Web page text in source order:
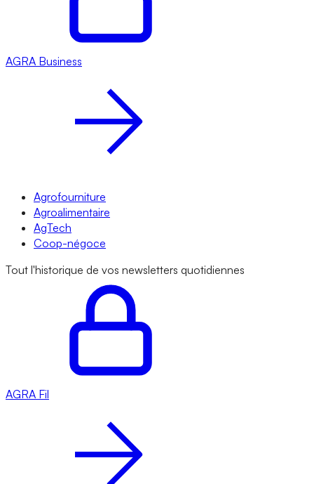
AGRA Business
Agrofourniture
Agroalimentaire
AgTech
Coop-négoce
Tout l'historique de vos newsletters quotidiennes
AGRA Fil